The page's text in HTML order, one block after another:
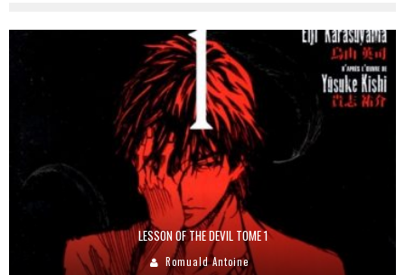
LESSON OF THE DEVIL TOME 1
Romuald Antoine